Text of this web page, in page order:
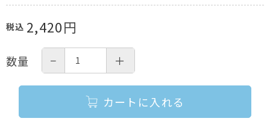
税込 2,420円
数量 − ＋
カートに入れる